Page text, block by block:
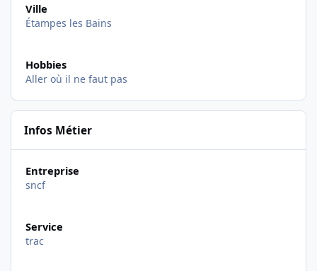
Ville
Étampes les Bains
Hobbies
Aller où il ne faut pas
Infos Métier
Entreprise
sncf
Service
trac